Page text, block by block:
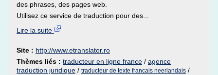
des phrases, des pages web.
Utilisez ce service de traduction pour des...
Lire la suite
Site : http://www.etranslator.ro
Thèmes liés : traducteur en ligne france / agence
traduction juridique / traducteur de texte francais neerlandais /